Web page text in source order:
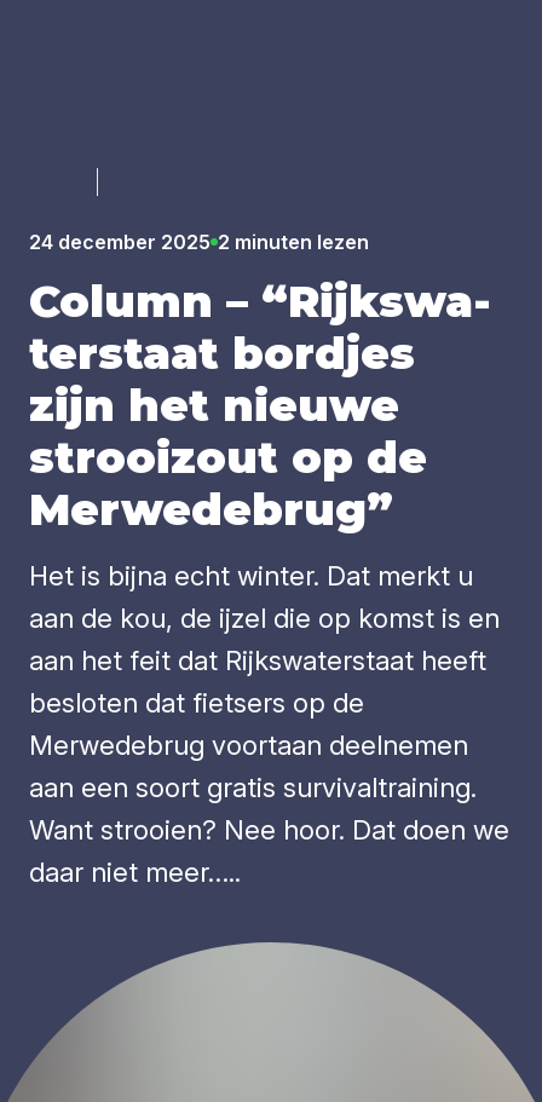
24 december 2025 2 minuten lezen
Column – “Rijks­wa­
ter­staat bord­jes
zijn het nieu­we
strooi­zout op de
Mer­we­de­brug”
Het is bijna echt winter. Dat merkt u
aan de kou, de ijzel die op komst is en
aan het feit dat Rijkswaterstaat heeft
besloten dat fietsers op de
Merwedebrug voortaan deelnemen
aan een soort gratis survivaltraining.
Want strooien? Nee hoor. Dat doen we
daar niet meer…..